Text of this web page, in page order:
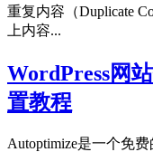
重复内容（Duplicate
上内容...
WordPress网
置教程
Autoptimize是一个免